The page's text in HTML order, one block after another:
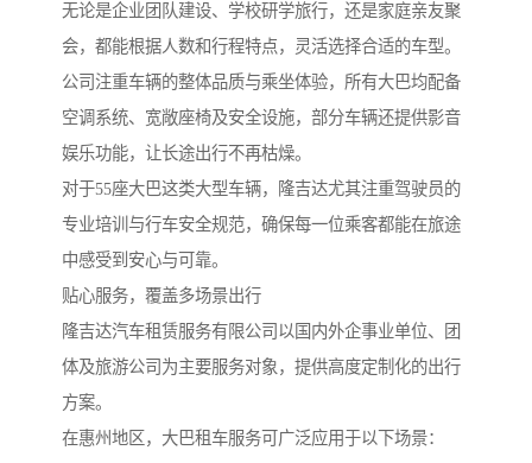
无论是企业团队建设、学校研学旅行，还是家庭亲友聚
会，都能根据人数和行程特点，灵活选择合适的车型。
公司注重车辆的整体品质与乘坐体验，所有大巴均配备
空调系统、宽敞座椅及安全设施，部分车辆还提供影音
娱乐功能，让长途出行不再枯燥。
对于55座大巴这类大型车辆，隆吉达尤其注重驾驶员的
专业培训与行车安全规范，确保每一位乘客都能在旅途
中感受到安心与可靠。
贴心服务，覆盖多场景出行
隆吉达汽车租赁服务有限公司以国内外企事业单位、团
体及旅游公司为主要服务对象，提供高度定制化的出行
方案。
在惠州地区，大巴租车服务可广泛应用于以下场景：